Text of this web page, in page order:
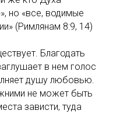
но «все, водимые
(Римлянам 8:9, 14)
Благодать
в нем голос
душу любовью.
не может быть
зависти, туда